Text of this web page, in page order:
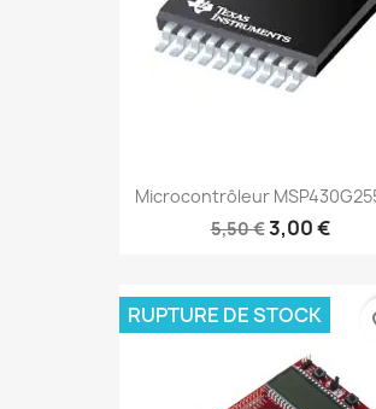
Microcontrôleur
5,50 €3,00 €
RUPTURE DE STOCK